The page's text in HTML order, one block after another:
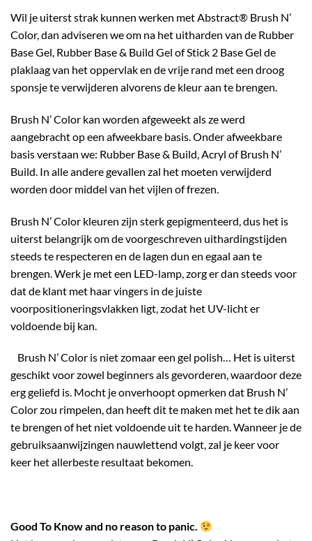
Wil je uiterst strak kunnen werken met Abstract® Brush N’
Color, dan adviseren we om na het uitharden van de Rubber
Base Gel, Rubber Base & Build Gel of Stick 2 Base Gel de
plaklaag van het oppervlak en de vrije rand met een droog
sponsje te verwijderen alvorens de kleur aan te brengen.
Brush N’ Color kan worden afgeweekt als ze werd
aangebracht op een afweekbare basis. Onder afweekbare
basis verstaan we: Rubber Base & Build, Acryl of Brush N’
Build. In alle andere gevallen zal het moeten verwijderd
worden door middel van het vijlen of frezen.
Brush N’ Color kleuren zijn sterk gepigmenteerd, dus het is
uiterst belangrijk om de voorgeschreven uithardingstijden
steeds te respecteren en de lagen dun en egaal aan te
brengen. Werk je met een LED-lamp, zorg er dan steeds voor
dat de klant met haar vingers in de juiste
voorpositioneringsvlakken ligt, zodat het UV-licht er
voldoende bij kan.
Brush N’ Color is niet zomaar een gel polish… Het is uiterst
geschikt voor zowel beginners als gevorderen, waardoor deze
erg geliefd is. Mocht je onverhoopt opmerken dat Brush N’
Color zou rimpelen, dan heeft dit te maken met het te dik aan
te brengen of het niet voldoende uit te harden. Wanneer je de
gebruiksaanwijzingen nauwlettend volgt, zal je keer voor
keer het allerbeste resultaat bekomen.
Good To Know and no reason to panic.